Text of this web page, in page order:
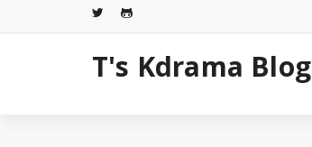
T's Kdrama Blog